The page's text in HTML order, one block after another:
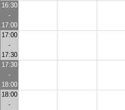
16:30
-
17:00
17:00
-
17:30
17:30
-
18:00
18:00
-